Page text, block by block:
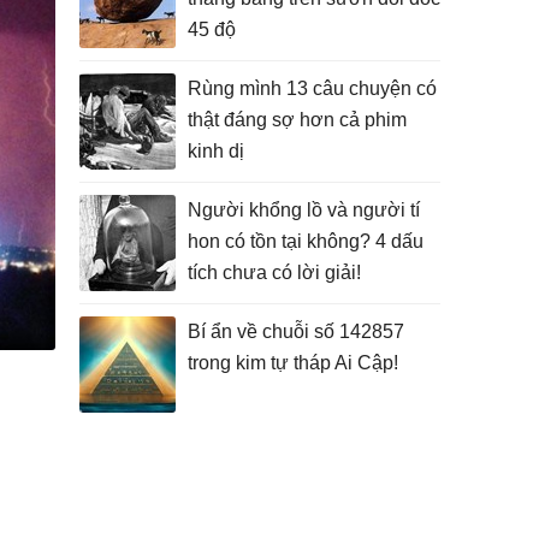
45 độ
Rùng mình 13 câu chuyện có
thật đáng sợ hơn cả phim
kinh dị
Người khổng lồ và người tí
hon có tồn tại không? 4 dấu
tích chưa có lời giải!
Bí ẩn về chuỗi số 142857
trong kim tự tháp Ai Cập!